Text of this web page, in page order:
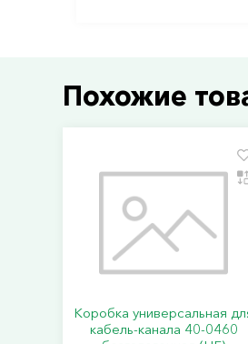
Похожие
Коробка универсальная
кабель-канала 40-0460